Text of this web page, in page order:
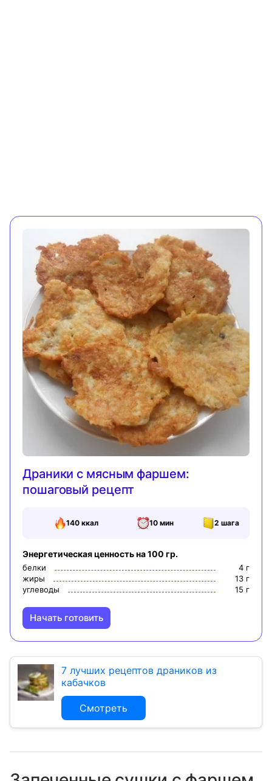
Драники с мясным фаршем:
пошаговый рецепт
140ккал 10 мин 2 шага
Энергетическая ценность на 100 гр.
белки 4 г
жиры
13 г
углеводы
15 г
Начать готовить
7 лучших рецептов драников из
кабачков
Смотреть